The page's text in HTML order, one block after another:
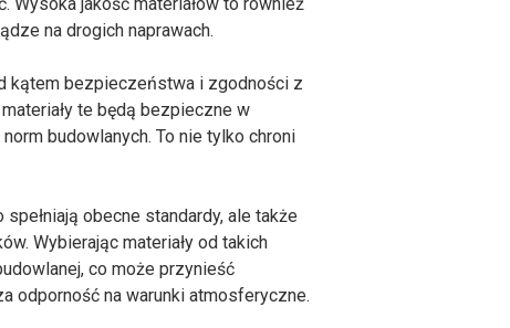
na drogich naprawach.
kątem bezpieczeństwa i zgodności z
te będą bezpieczne w
budowlanych. To nie tylko chroni
obecne standardy, ale także
Wybierając materiały od takich
co może przynieść
odporność na warunki atmosferyczne.